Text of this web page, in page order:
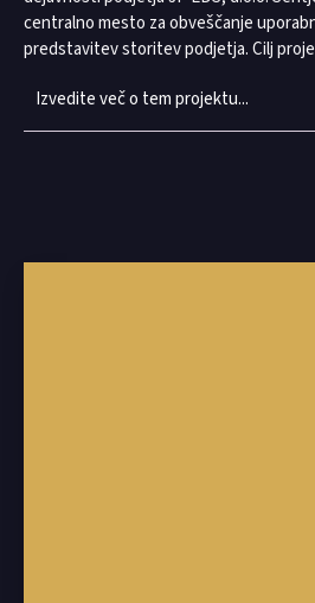
centralno mesto za obveščanje
predstavitev storitev podjetja. Cilj
Izvedite več o tem projektu...